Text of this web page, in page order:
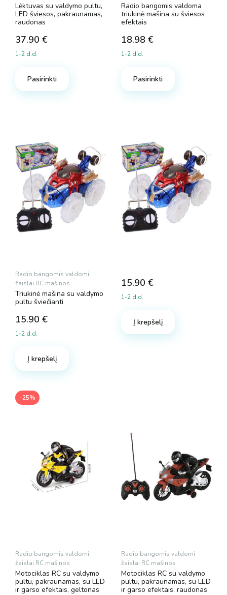
Lėktuvas su valdymo pultu,
LED šviesos, pakraunamas,
raudonas
37.90 €
1-2 d.d.
Pasirinkti
Radio bangomis valdoma
triukinė mašina su šviesos
efektais
18.98 €
1-2 d.d.
Pasirinkti
Radio bangomis valdomi
žaislai RC mašinos
Triukinė mašina su valdymo
pultu šviečianti
15.90 €
1-2 d.d.
Į krepšelį
15.90 €
1-2 d.d.
Į krepšelį
-25%
Radio bangomis valdomi
žaislai RC mašinos
Motociklas RC su valdymo
pultu, pakraunamas, su LED
ir garso efektais, geltonas
Radio bangomis valdomi
žaislai RC mašinos
Motociklas RC su valdymo
pultu, pakraunamas, su LED
ir garso efektais, raudonas